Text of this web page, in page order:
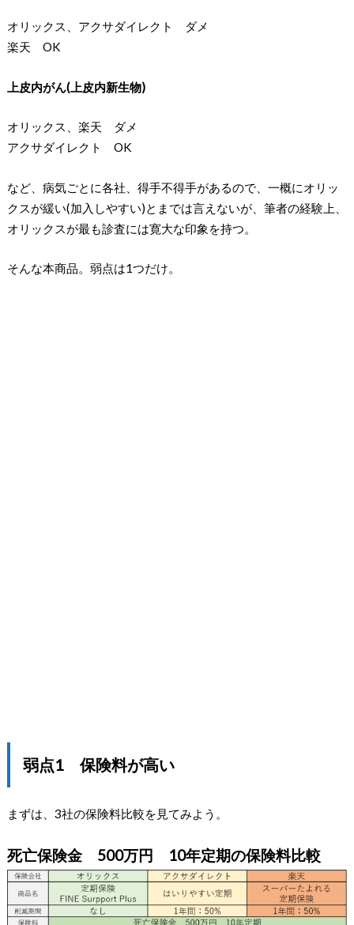
オリックス、アクサダイレクト ダメ
楽天 OK
上皮内がん(上皮内新生物)
オリックス、楽天 ダメ
アクサダイレクト OK
など、病気ごとに各社、得手不得手があるので、一概にオリッ
クスが緩い(加入しやすい)とまでは言えないが、筆者の経験上、
オリックスが最も診査には寛大な印象を持つ。
そんな本商品。弱点は1つだけ。
弱点1 保険料が高い
まずは、3社の保険料比較を見てみよう。
死亡保険金 500万円 10年定期の保険料比較